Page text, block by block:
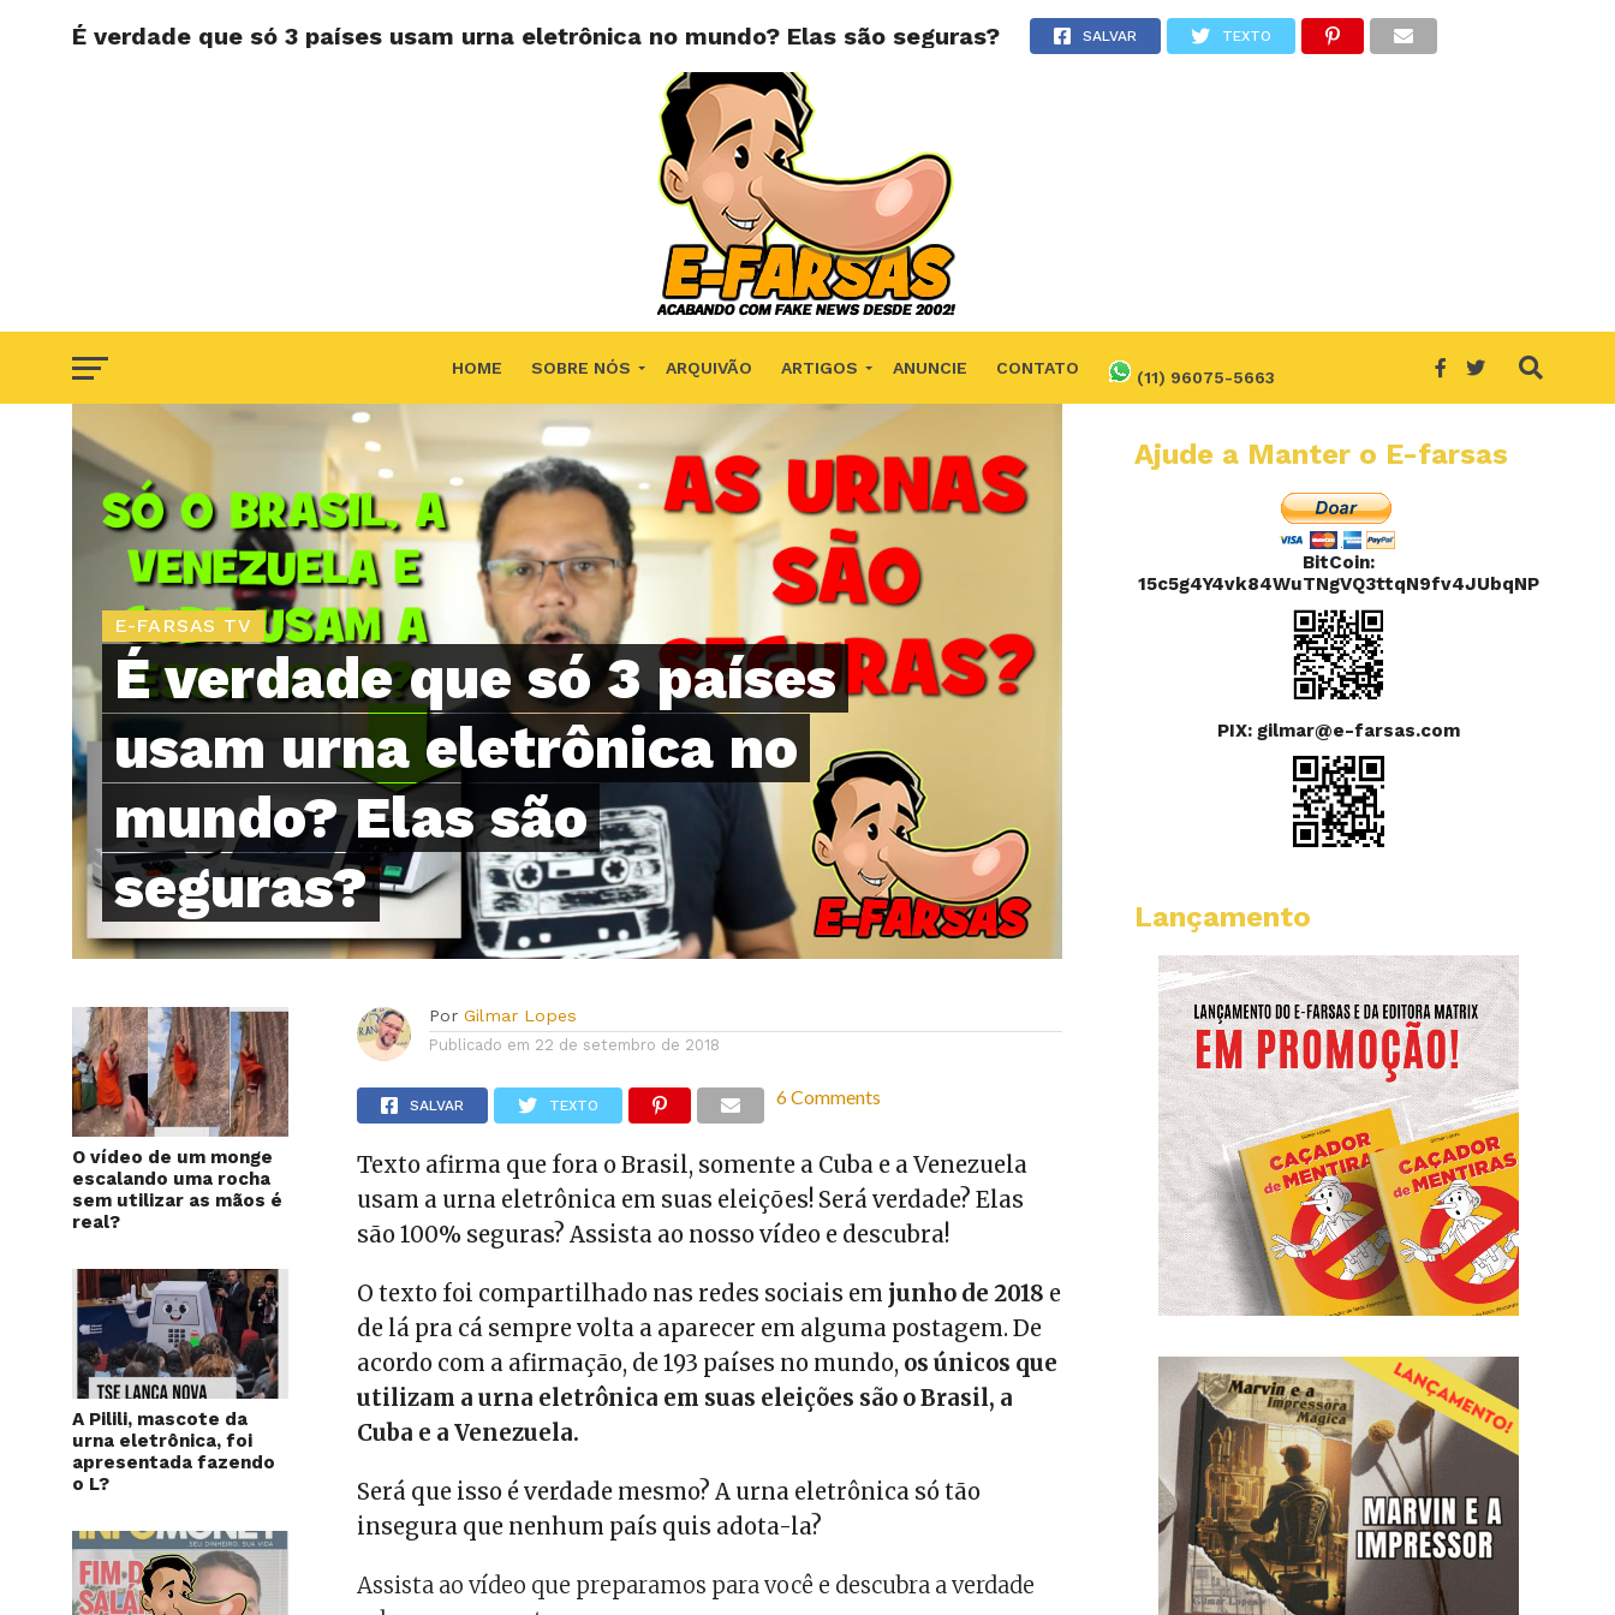
HOME SOBRE NÓS ARQUIVÃO ARTIGOS ANUNCIE CONTATO (11) 96075-5663
É verdade que só 3 países usam urna eletrônica no mundo? Elas são seguras? SALVAR TEXTO
E-FARSAS TV
É verdade que só 3 países
usam urna eletrônica no
mundo? Elas são
seguras?
O vídeo de um monge
escalando uma rocha
sem utilizar as mãos é
real?
A Pilili, mascote da
urna eletrônica, foi
apresentada fazendo
o L?
Por Gilmar Lopes
Publicado em 22 de setembro de 2018
SALVAR TEXTO 6 Comments
Texto afirma que fora o Brasil, somente a Cuba e a Venezuela
usam a urna eletrônica em suas eleições! Será verdade? Elas
são 100% seguras? Assista ao nosso vídeo e descubra!
O texto foi compartilhado nas redes sociais em junho de 2018 e
de lá pra cá sempre volta a aparecer em alguma postagem. De
acordo com a afirmação, de 193 países no mundo, os únicos que
utilizam a urna eletrônica em suas eleições são o Brasil, a
Cuba e a Venezuela.
Será que isso é verdade mesmo? A urna eletrônica só tão
insegura que nenhum país quis adota-la?
Assista ao vídeo que preparamos para você e descubra a verdade
Ajude a Manter o E-farsas
BitCoin:
15c5g4Y4vk84WuTNgVQ3ttqN9fv4JUbqNP
PIX: gilmar@e-farsas.com
Lançamento